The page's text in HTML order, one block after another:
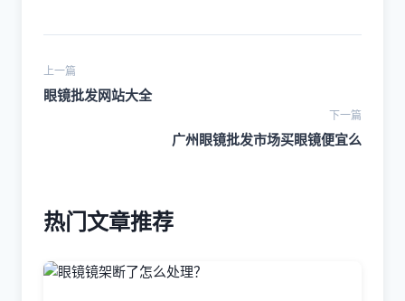
上一篇
眼镜批发网站大全
下一篇
广州眼镜批发市场买眼镜便宜么
热门文章推荐